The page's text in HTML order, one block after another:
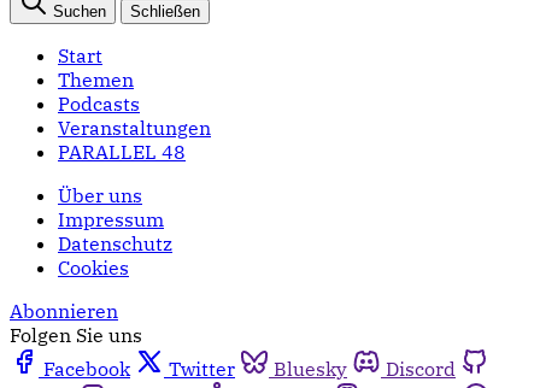
Suchen Schließen
Start
Themen
Podcasts
Veranstaltungen
PARALLEL 48
Über uns
Impressum
Datenschutz
Cookies
Abonnieren
Folgen Sie uns
Facebook
Twitter Bluesky
Discord